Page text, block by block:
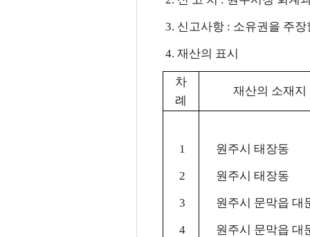
3. 신고사항 : 소유권을 주
4. 재산의 표시
차
례
재산의 소재지
1
2
3
4
원주시 태장동
원주시 태장동
원주시 문막읍 대
원주시 문막읍 대